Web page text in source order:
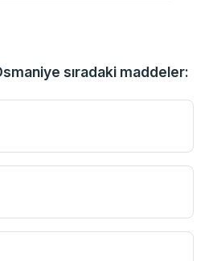
sıradaki maddeler: